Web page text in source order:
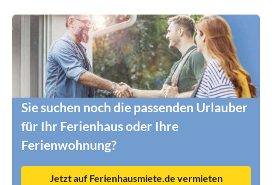
Sie suchen noch die passenden Urlauber
für Ihr Ferienhaus oder Ihre
Ferienwohnung?
Jetzt auf Ferienhausmiete.de vermieten